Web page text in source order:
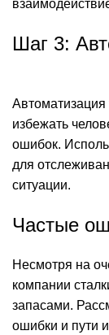
Шаг 3:
избежать
ошибок.
для
ситуации.
Частые
Несмотря на
компании
запасами.
ошибки и пути